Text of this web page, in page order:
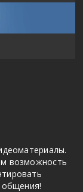
возможность
общения!